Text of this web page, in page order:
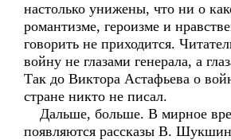
настолько унижены, что ни о
романтизме, героизме и
говорить не приходится.
войну не глазами генерала, а
Так до Виктора Астафьева о
стране никто не писал.
Дальше, больше. В мирное
появляются рассказы В.